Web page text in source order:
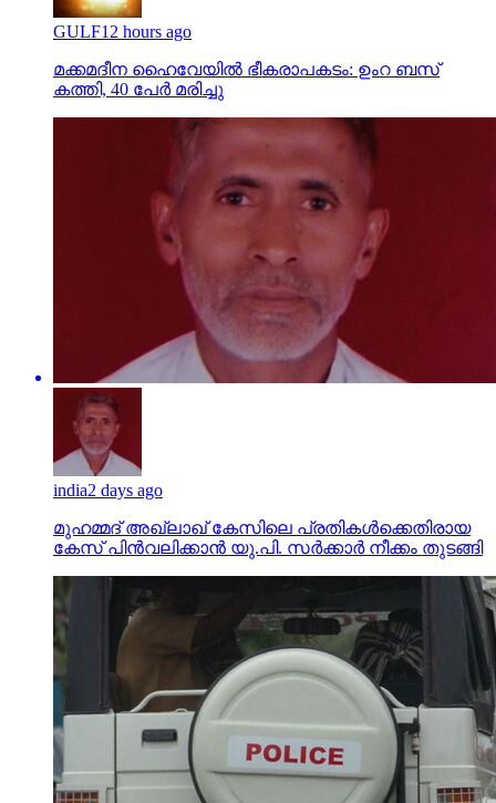
GULF12 hours ago
മക്കമദീന ഹൈവേയില്‍ ഭീകരാപകടം: ഉംറ ബസ്
കത്തി, 40 പേര്‍ മരിച്ചു
india2 days ago
മുഹമ്മദ് അഖ്‌ലാഖ് കേസിലെ പ്രതികള്‍ക്കെതിരായ
കേസ് പിന്‍വലിക്കാന്‍ യു.പി. സര്‍ക്കാര്‍ നീക്കം തുടങ്ങി